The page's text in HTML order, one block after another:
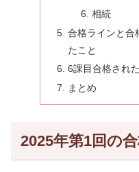
相続
合格ラインと合
たこと
6課目合格され
まとめ
2025年第1回の